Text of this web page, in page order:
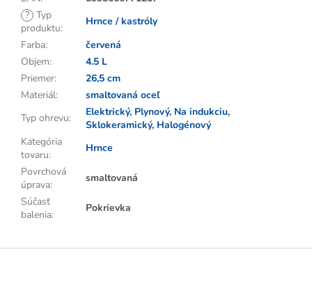
? Typ
produktu:
Hrnce / kastróly
Farba:
červená
Objem:
4.5 L
Priemer:
26,5 cm
Materiál:
smaltovaná oceľ
Typ ohrevu: Elektrický, Plynový, Na indukciu,
Sklokeramický, Halogénový
Kategória
tovaru:
Hrnce
Povrchová
úprava:
smaltovaná
Súčasť
balenia:
Pokrievka
Z